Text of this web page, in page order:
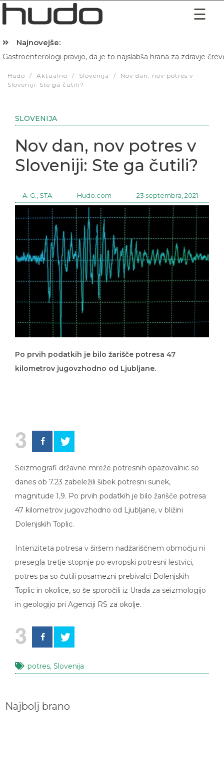
Najnovejše:
Gastroenterologi pravijo, da je to najslabša hrana za zdravje
Hudo / Aktualno / Slovenija /
Nov dan, nov potres v
Sloveniji: Ste ga čutili?
SLOVENIJA
Nov dan, nov potres v
Sloveniji: Ste ga čutili?
A. G., STA Hudo.com 23 septembra, 2021
Po prvih podatkih je bilo žarišče potresa 47
kilometrov jugovzhodno od Ljubljane.
3
Seizmografi državne mreže potresnih opazovalnic so
danes ob 7.23 zabeležili šibek potresni sunek,
magnitude 1,9. Po prvih podatkih je bilo žarišče potresa
47 kilometrov jugovzhodno od Ljubljane, v bližini
Dolenjskih Toplic.
Intenziteta potresa v širšem nadžariščnem območju ni
presegla tretje stopnje po evropski potresni lestvici,
potres pa so čutili posamezni prebivalci Dolenjskih
Toplic in okolice, so še sporočili iz Urada za seizmologijo
in geologijo pri Agenciji RS za okolje.
3
potres, Slovenija
Najbolj brano